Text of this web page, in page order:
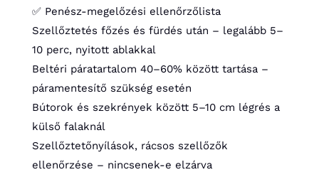
✅ Penész-megelőzési ellenőrzőlista
Szellőztetés főzés és fürdés után – legalább 5–
10 perc, nyitott ablakkal
Beltéri páratartalom 40–60% között tartása –
páramentesítő szükség esetén
Bútorok és szekrények között 5–10 cm légrés a
külső falaknál
Szellőztetőnyílások, rácsos szellőzők
ellenőrzése – nincsenek-e elzárva